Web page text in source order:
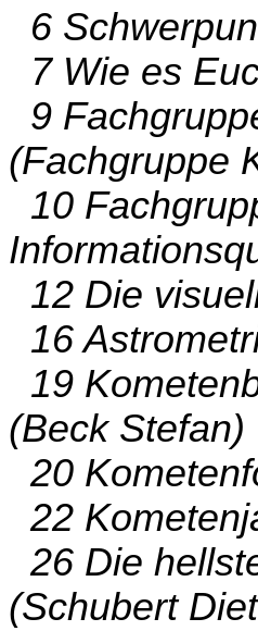
6
7 Wie es
9
(Fachgruppe
10
12 Die
16
19
(Beck Stefan)
20
22
26 Die
(Schubert